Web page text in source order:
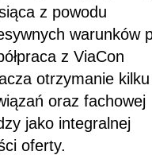
z powodu
warunków
z ViaCon
otrzymanie kilku
oraz fachowej
jako integralnej
oferty.